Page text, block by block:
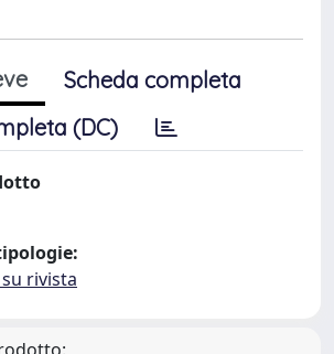
Scheda completa
(DC)
rivista